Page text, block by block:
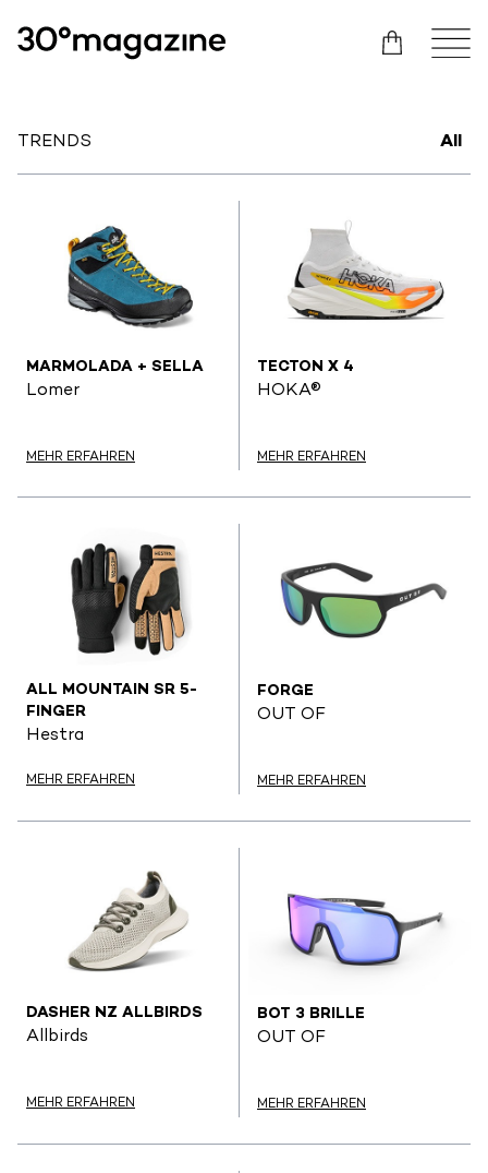
TRENDS All
MARMOLADA + SELLA
Lomer
MEHR ERFAHREN
TECTON X 4
HOKA®
MEHR ERFAHREN
ALL MOUNTAIN SR 5-
FINGER
Hestra
MEHR ERFAHREN
FORGE
OUT OF
MEHR ERFAHREN
DASHER NZ ALLBIRDS
Allbirds
MEHR ERFAHREN
BOT 3 BRILLE
OUT OF
MEHR ERFAHREN